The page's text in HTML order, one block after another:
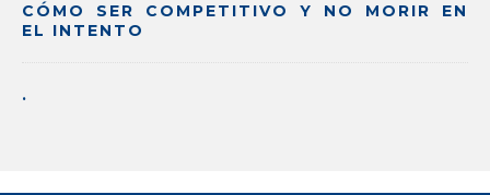
CÓMO SER COMPETITIVO Y NO MORIR EN
EL INTENTO
.